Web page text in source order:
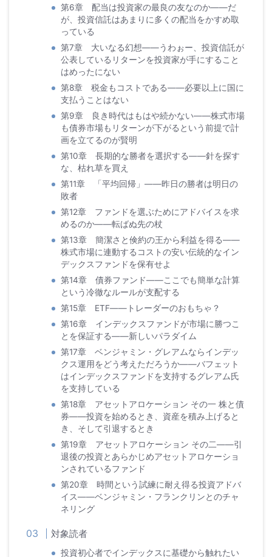
第6章 配当は投資家の最良の友なのか――だ
が、投資信託はあまりに多くの配当をかすめ取
っている
第7章 大いなる幻想――うわぉー、投資信託が
公表しているリターンを投資家が手にすること
はめったにない
第8章 税金もコストである――必要以上に国に
支払うことはない
第9章 良き時代はもはや続かない――株式市場
も債券市場もリターンが下がるという前提で計
画を立てるのが賢明
第10章 長期的な勝者を選択する――針を探す
な、枯れ草を買え
第11章 「平均回帰」――昨日の勝者は明日の
敗者
第12章 ファンドを選ぶためにアドバイスを求
めるのか――転ばぬ先の杖
第13章 簡潔さと倹約の王から利益を得る――
株式市場に連動するコストの安い伝統的なイン
デックスファンドを保有せよ
第14章 債券ファンド――ここでも簡単な計算
という冷徹なルールが支配する
第15章 ETF――トレーダーのおもちゃ？
第16章 インデックスファンドが市場に勝つこ
とを保証する――新しいパラダイム
第17章 ベンジャミン・グレアムならインデッ
クス運用をどう考えただろうか――バフェット
はインデックスファンドを支持するグレアム氏
を支持している
第18章 アセットアロケーション その一 株と債
券――投資を始めるとき、資産を積み上げると
き、そして引退するとき
第19章 アセットアロケーション その二――引
退後の投資とあらかじめアセットアロケーショ
ンされているファンド
第20章 時間という試練に耐え得る投資アドバ
イス――ベンジャミン・フランクリンとのチャ
ネリング
対象読者
投資初心者でインデックスに基礎から触れたい